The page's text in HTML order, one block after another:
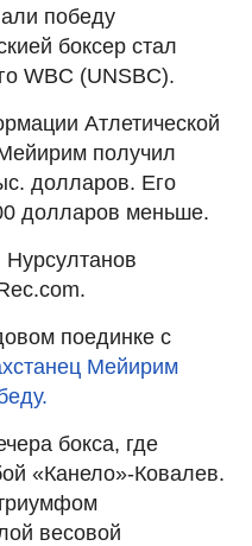
победу
боксер стал
WBC (UNSBC).
Атлетической
получил
долларов. Его
долларов меньше.
поединке с
Мейирим
бокса, где
«Канело»-Ковалев.
весовой